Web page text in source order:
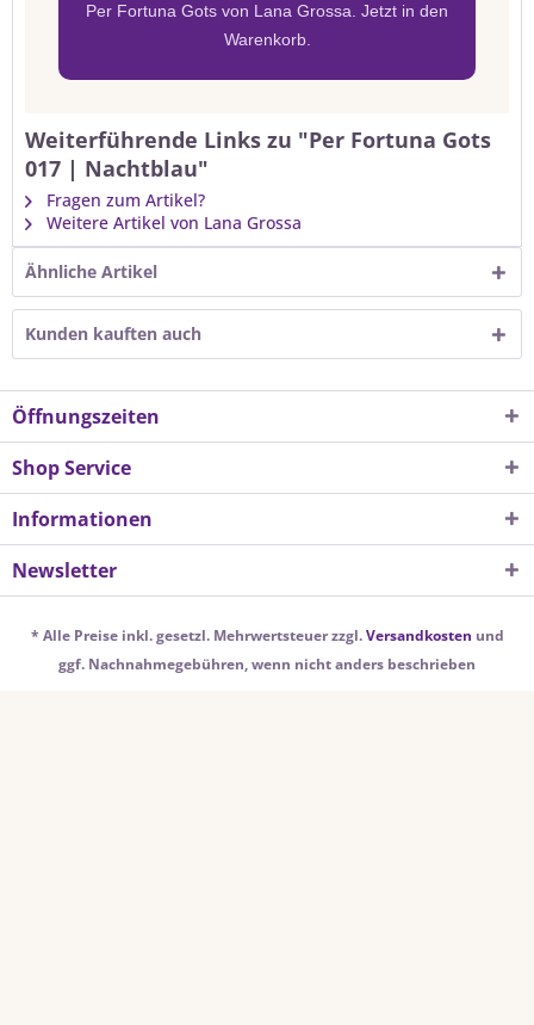
Per Fortuna Gots von Lana Grossa. Jetzt in den
Warenkorb.
Weiterführende Links zu "Per Fortuna Gots
017 | Nachtblau"
Fragen zum Artikel?
Weitere Artikel von Lana Grossa
Ähnliche Artikel
Kunden kauften auch
Öffnungszeiten
Shop Service
Informationen
Newsletter
* Alle Preise inkl. gesetzl. Mehrwertsteuer zzgl.Versandkosten und
ggf. Nachnahmegebühren, wenn nicht anders beschrieben